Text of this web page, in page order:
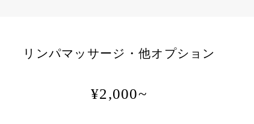
リンパマッサージ・他オプション
¥2,000~